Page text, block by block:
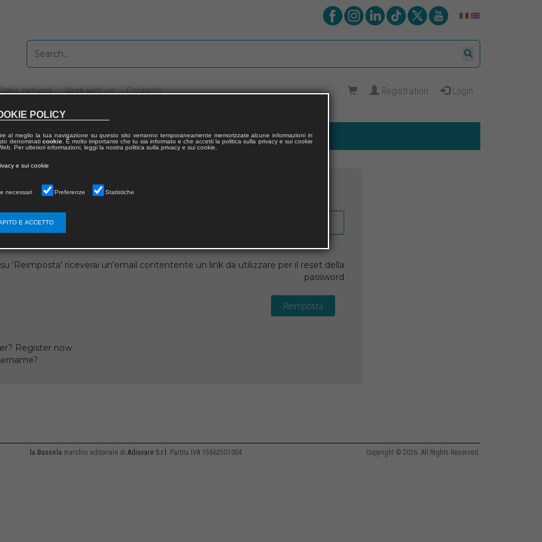
network Work with us Contacts Registration Login
'Reimposta' riceverai un'email contentente un link da utilizzare per il reset della
password
Reimposta
Register now
la Bussolamarchio editoriale di Adiuvare S.r.l. Partita IVA 15662501004 Copyright © 2026. All Rights Reserved.
POLICY
al meglio la tua navigazione su questo sito verranno temporaneamente memorizzate alcune informazioni in
denominati cookie. È molto importante che tu sia informato e che accetti la politica sulla privacy e sui cookie
Per ulteriori informazioni, leggi la nostra politica sulla privacy e sui cookie.
e sui cookie
necessari Preferenze Statistiche
E ACCETTO